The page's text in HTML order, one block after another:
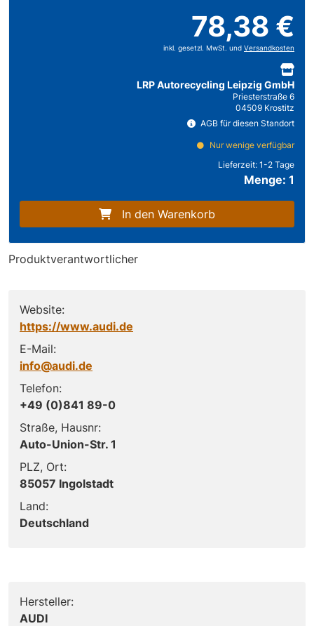
78,38 €
inkl. gesetzl. MwSt. und Versandkosten
LRP Autorecycling Leipzig GmbH
Priesterstraße 6
04509 Krostitz
AGB für diesen Standort
Nur wenige verfügbar
Lieferzeit: 1-2 Tage
Menge: 1
In den Warenkorb
Produktverantwortlicher
Website:
https://www.audi.de
E-Mail:
info@audi.de
Telefon:
+49 (0)841 89-0
Straße, Hausnr:
Auto-Union-Str. 1
PLZ, Ort:
85057 Ingolstadt
Land:
Deutschland
Hersteller:
AUDI